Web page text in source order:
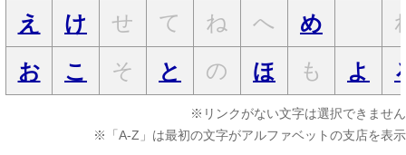
え
け せ て ね へ め
お
こ そ と の ほ も よ
※リンクがない文字は選択できません
※「A-Z」は最初の文字がアルファベットの支店を表示